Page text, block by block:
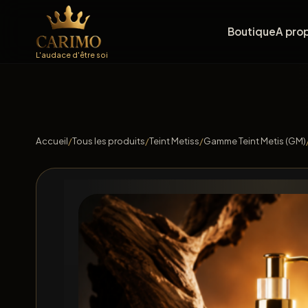
L'audace d'être soi
BoutiqueA
Accueil/Tous les produits/Teint Metiss/Gamme Teint Metis (GM)